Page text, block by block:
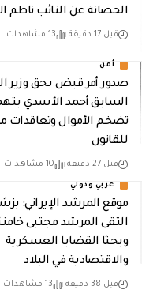
الحصانة عن النائب ناظم
قبل 17 دقيقة 13 مشاهدات
أمن
صدور أمر قبض بحق وزير
السابق أحمد الأسدي
تضخم الأموال وتعاقدات
للقانون
قبل 27 دقيقة 10 مشاهدات
عربي ودولي
موقع المرشد الإيراني:
التقى المرشد مجتبى
وبحثا القضايا العسكرية
والاقتصادية في البلاد
قبل 38 دقيقة 13 مشاهدات